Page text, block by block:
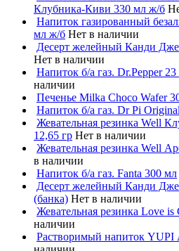
Клубника-Киви 330 мл ж/б
Напиток газированный
мл ж/б Нет в наличии
Десерт желейный Канди
Нет в наличии
Напиток б/а газ. Dr.Pepper
наличии
Печенье Milka Choco Wafer
Напиток б/а газ. Dr Pi
Жевательная резинка Well
12,65 гр Нет в наличии
Жевательная резинка Well
в наличии
Напиток б/а газ. Fanta 300 мл
Десерт желейный Канди
(банка) Нет в наличии
Жевательная резинка Love is
наличии
Растворимый напиток YUPI